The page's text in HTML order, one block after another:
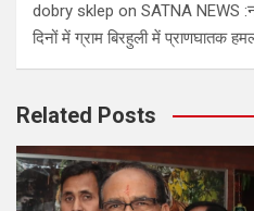
dobry sklep on SATNA NEWS
दिनों में ग्राम बिरहुली में प्राणघातक
Related Posts